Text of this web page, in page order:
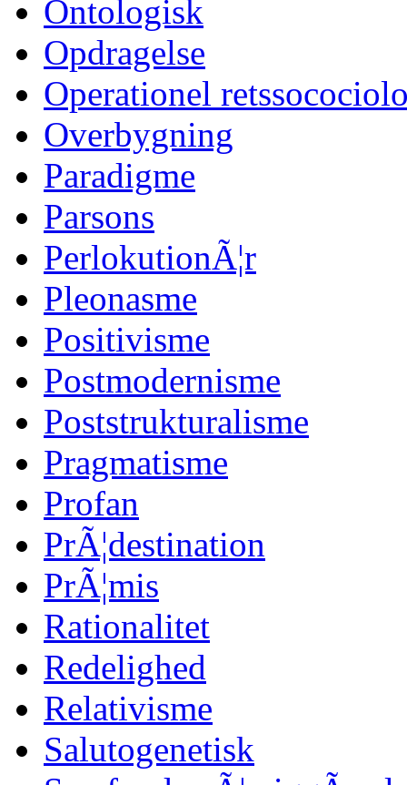
Ontologisk
Opdragelse
Operationel
Overbygning
Paradigme
Parsons
PerlokutionÃ¦r
Pleonasme
Positivisme
Postmodernisme
Poststrukturalisme
Pragmatisme
Profan
PrÃ¦destination
PrÃ¦mis
Rationalitet
Redelighed
Relativisme
Salutogenetisk